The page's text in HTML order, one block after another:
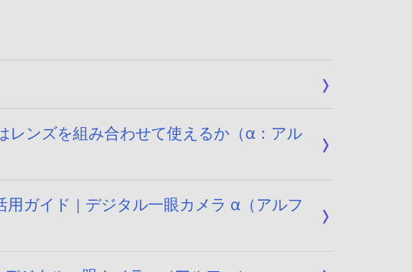
レンズを組み合わせて使えるか（α：アル
ガイド | デジタル一眼カメラ α（アルフ